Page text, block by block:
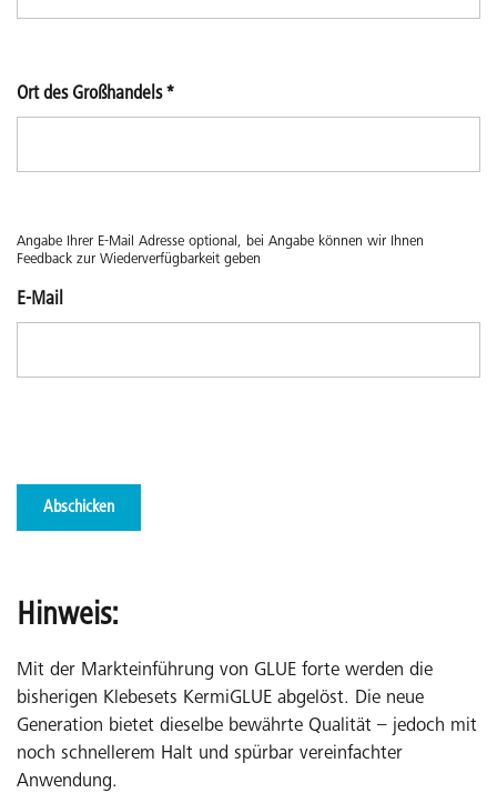
Ort des Großhandels*
Angabe Ihrer E-Mail Adresse optional, bei Angabe können wir Ihnen
Feedback zur Wiederverfügbarkeit geben
E-Mail
Abschicken
Hinweis:
Mit der Markteinführung von GLUE forte werden die
bisherigen Klebesets KermiGLUE abgelöst. Die neue
Generation bietet dieselbe bewährte Qualität – jedoch mit
noch schnellerem Halt und spürbar vereinfachter
Anwendung.